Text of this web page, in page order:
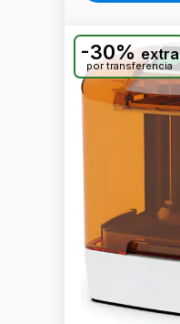
-30% extra
por transferencia